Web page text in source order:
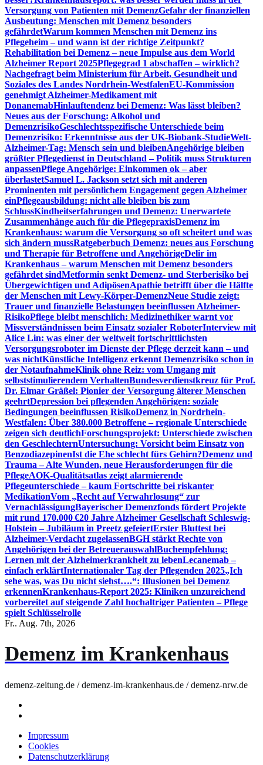
Versorgung von Patienten mit DemenzGefahr der finanziellen
Ausbeutung: Menschen mit Demenz besonders
gefährdetWarum kommen Menschen mit Demenz ins
Pflegeheim – und wann ist der richtige Zeitpunkt?
Rehabilitation bei Demenz – neue Impulse aus dem World
Alzheimer Report 2025Pflegegrad 1 abschaffen – wirklich?
Nachgefragt beim Ministerium für Arbeit, Gesundheit und
Soziales des Landes Nordrhein-WestfalenEU-Kommission
genehmigt Alzheimer-Medikament mit
DonanemabHinlauftendenz bei Demenz: Was lässt bleiben?
Neues aus der Forschung: Alkohol und
DemenzrisikoGeschlechtsspezifische Unterschiede beim
Demenzrisiko: Erkenntnisse aus der UK-Biobank-StudieWelt-
Alzheimer-Tag: Mensch sein und bleibenAngehörige bleiben
größter Pflegedienst in Deutschland – Politik muss Strukturen
anpassenPflege Angehörige: Einkommen ok – aber
überlastetSamuel L. Jackson setzt sich mit anderen
Prominenten mit persönlichem Engagement gegen Alzheimer
einPflegeausbildung: nicht alle bleiben bis zum
SchlussKindheitserfahrungen und Demenz: Unerwartete
Zusammenhänge auch für die PflegepraxisDemenz im
Krankenhaus: warum die Versorgung so oft scheitert und was
sich ändern mussRatgeberbuch Demenz: neues aus Forschung
und Therapie für Betroffene und AngehörigeDelir im
Krankenhaus – warum Menschen mit Demenz besonders
gefährdet sindMetformin senkt Demenz- und Sterberisiko bei
Übergewichtigen und AdipösenApathie betrifft über die Hälfte
der Menschen mit Lewy-Körper-DemenzNeue Studie zeigt:
Trauer und finanzielle Belastungen beeinflussen Alzheimer-
RisikoPflege bleibt menschlich: Medizinethiker warnt vor
Missverständnissen beim Einsatz sozialer RoboterInterview mit
Alice Lin: was einer der weltweit fortschrittlichsten
Versorgungsroboter im Dienste der Pflege derzeit kann – und
was nichtKünstliche Intelligenz erkennt Demenzrisiko schon in
der NotaufnahmeKlinik ohne Reiz: vom Umgang mit
selbststimulierendem VerhaltenBundesverdienstkreuz für Prof.
Dr. Elmar Gräßel: Pionier der Versorgung älterer Menschen
geehrtDepression bei pflegenden Angehörigen: soziale
Bedingungen beeinflussen RisikoDemenz in Nordrhein-
Westfalen: Über 380.000 Betroffene – regionale Unterschiede
zeigen sich deutlichForschungsprojekt: Unterschiede zwischen
den GeschlechternUntersuchung: Vorsicht beim Einsatz von
BenzodiazepinenIst die Ehe schlecht fürs Gehirn?Demenz und
Trauma – Alte Wunden, neue Herausforderungen für die
PflegeAOK-Qualitätsatlas zeigt alarmierende
Pflegeunterschiede – kaum Fortschritte bei riskanter
MedikationVom „Recht auf Verwahrlosung“ zur
VernachlässigungBayerischer Demenzfonds fördert Projekte
mit rund 170.000 €20 Jahre Alzheimer Gesellschaft Schleswig-
Holstein – Jubiläum in Preetz gefeiertErster Bluttest bei
Alzheimer-Verdacht zugelassenBGH stärkt Rechte von
Angehörigen bei der BetreuerauswahlBuchempfehlung:
Lernen mit der Alzheimerkrankheit zu lebenLecanemab –
einfach erklärtInternationaler Tag der Pflegenden 2025„Ich
sehe was, was Du nicht siehst….“: Illusionen bei Demenz
erkennenKrankenhaus-Report 2025: Kliniken unzureichend
vorbereitet auf steigende Zahl hochaltriger Patienten – Pflege
spielt Schlüsselrolle
Fr.. Aug. 7th, 2026
Demenz im Krankenhaus
demenz-zeitung.de / demenz-im-krankenhaus.de / demenz-nrw.de
Impressum
Cookies
Datenschutzerklärung